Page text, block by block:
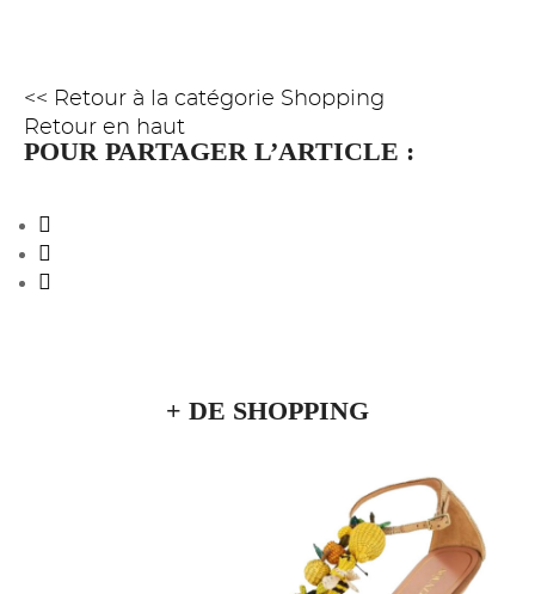
<< Retour à la catégorie Shopping
Retour en haut
POUR PARTAGER L’ARTICLE :
+ DE SHOPPING